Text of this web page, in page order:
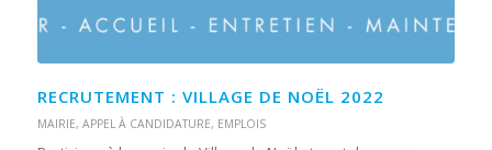
RECRUTEMENT : VILLAGE DE NOËL 2022
MAIRIE, APPEL À CANDIDATURE, EMPLOIS